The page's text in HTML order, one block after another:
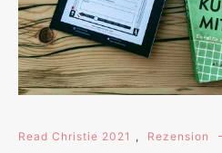
Read Christie 2021 , Rezension